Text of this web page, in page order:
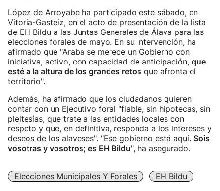
López de Arroyabe ha participado este sábado, en
Vitoria-Gasteiz, en el acto de presentación de la lista
de EH Bildu a las Juntas Generales de Álava para las
elecciones forales de mayo. En su intervención, ha
afirmado que "Araba se merece un Gobierno con
iniciativa, activo, con capacidad de anticipación, que
esté a la altura de los grandes retos que afronta el
territorio".
Además, ha afirmado que los ciudadanos quieren
contar con un Ejecutivo foral "fiable, sin hipotecas, sin
pleitesías, que trate a las entidades locales con
respeto y que, en definitiva, responda a los intereses y
deseos de los alaveses". "Ese gobierno está aquí. Sois
vosotras y vosotros; es EH Bildu", ha asegurado.
Elecciones Municipales Y Forales EH Bildu